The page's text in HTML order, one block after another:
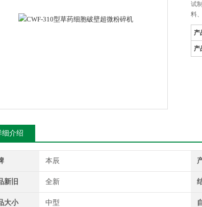
试
料
产
产
细介绍
本辰
新旧 全新
大小 中型